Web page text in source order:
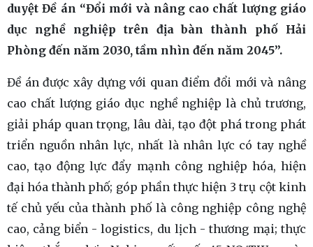
duyệt Đề án “Đổi mới và nâng cao chất lượng giáo
dục nghề nghiệp trên địa bàn thành phố Hải
Phòng đến năm 2030, tầm nhìn đến năm 2045”.
Đề án được xây dựng với quan điểm đổi mới và nâng
cao chất lượng giáo dục nghề nghiệp là chủ trương,
giải pháp quan trọng, lâu dài, tạo đột phá trong phát
triển nguồn nhân lực, nhất là nhân lực có tay nghề
cao, tạo động lực đẩy mạnh công nghiệp hóa, hiện
đại hóa thành phố; góp phần thực hiện 3 trụ cột kinh
tế chủ yếu của thành phố là công nghiệp công nghệ
cao, cảng biển - logistics, du lịch - thương mại; thực